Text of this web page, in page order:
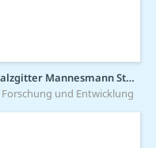
Salzgitter Mannesmann Stahlservice GmbH
Forschung und Entwicklung